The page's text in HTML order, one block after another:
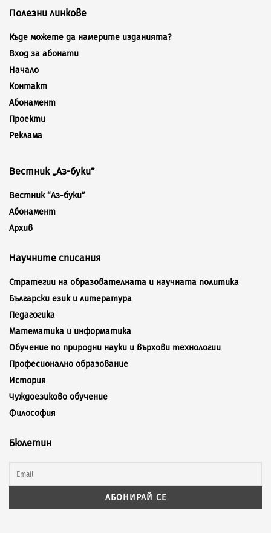
Полезни линкове
Къде можете да намерите изданията?
Вход за абонати
Начало
Контакт
Абонамент
Проекти
Реклама
Вестник „Аз-буки”
Вестник “Аз-буки”
Абонамент
Архив
Научните списания
Стратегии на образователната и научната политика
Български език и литература
Педагогика
Математика и информатика
Обучение по природни науки и върхови технологии
Професионално образование
История
Чуждоезиково обучение
Философия
Бюлетин